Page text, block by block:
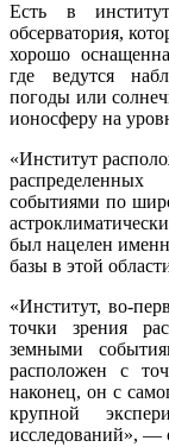
Есть в
обсерватория,
хорошо
где ведутся
погоды или
ионосферу на
«Институт
событиями по
был нацелен
базы в этой
«Институт, во-
точки зрения
земными
расположен с
наконец, он с
крупной
исследований», —